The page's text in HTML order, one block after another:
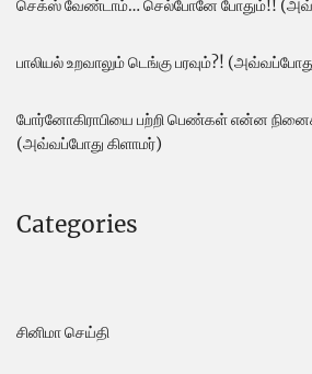
செக்ஸ் வேண்டாம்… செல்போனே போதும்!!
பாலியல் உறவாலும் டெங்கு பரவும்?!
போர்னோகிராபியை பற்றி பெண்கள் என்ன
(அவ்வப்போது கிளாமர்)
Categories
சினிமா செய்தி